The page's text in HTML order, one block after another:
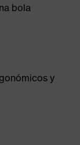
bola
y